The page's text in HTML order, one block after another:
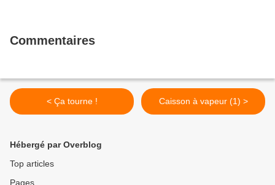
Commentaires
< Ça tourne ! Caisson à vapeur (1) >
Hébergé par Overblog
Top articles
Pages